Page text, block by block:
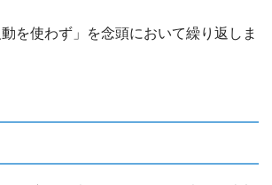
動を使わず」を念頭において繰り返しま